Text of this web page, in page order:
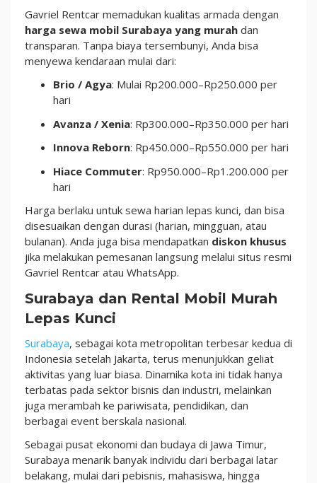
Gavriel Rentcar memadukan kualitas armada dengan
harga sewa mobil Surabaya yang murah dan
transparan. Tanpa biaya tersembunyi, Anda bisa
menyewa kendaraan mulai dari:
Brio / Agya: Mulai Rp200.000–Rp250.000 per
hari
Avanza / Xenia: Rp300.000–Rp350.000 per hari
Innova Reborn: Rp450.000–Rp550.000 per hari
Hiace Commuter: Rp950.000–Rp1.200.000 per
hari
Harga berlaku untuk sewa harian lepas kunci, dan bisa
disesuaikan dengan durasi (harian, mingguan, atau
bulanan). Anda juga bisa mendapatkan diskon khusus
jika melakukan pemesanan langsung melalui situs resmi
Gavriel Rentcar atau WhatsApp.
Surabaya dan Rental Mobil Murah
Lepas Kunci
Surabaya, sebagai kota metropolitan terbesar kedua di
Indonesia setelah Jakarta, terus menunjukkan geliat
aktivitas yang luar biasa. Dinamika kota ini tidak hanya
terbatas pada sektor bisnis dan industri, melainkan
juga merambah ke pariwisata, pendidikan, dan
berbagai event berskala nasional.
Sebagai pusat ekonomi dan budaya di Jawa Timur,
Surabaya menarik banyak individu dari berbagai latar
belakang, mulai dari pebisnis, mahasiswa, hingga